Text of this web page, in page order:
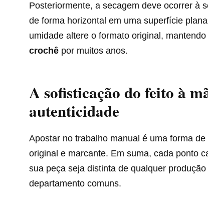
Posteriormente, a secagem deve ocorrer à
de forma horizontal em uma superfície
umidade altere o formato original,
crochê por muitos anos.
A sofisticação do feito à
autenticidade
Apostar no trabalho manual é uma forma
original e marcante. Em suma, cada ponto
sua peça seja distinta de qualquer
departamento comuns.